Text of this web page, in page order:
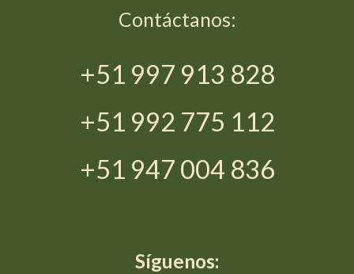
Contáctanos:
+51 997 913 828
+51 992 775 112
+51 947 004 836
Síguenos: